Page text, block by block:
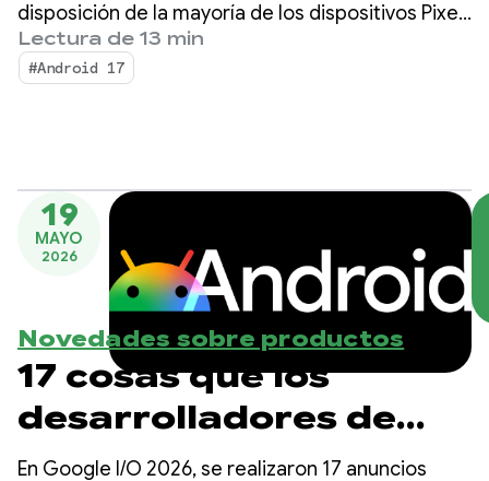
disposición de la mayoría de los dispositivos Pixel
compatibles. Busca dispositivos nuevos con
Android 17 en los próximos meses.
Lectura de 13 min
#Android 17
19
MAYO
2026
Novedades sobre productos
17 cosas que los
desarrolladores de
Android deben saber
En Google I/O 2026, se realizaron 17 anuncios